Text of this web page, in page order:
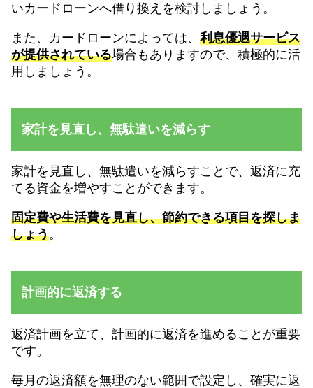
いカードローンへ借り換えを検討しましょう。
また、カードローンによっては、 利息優遇サービス
が提供されている場合もありますので、積極的に活
用しましょう。
家計を見直し、無駄遣いを減らす
家計を見直し、無駄遣いを減らすことで、返済に充
てる資金を増やすことができます。
固定費や生活費を見直し、節約できる項目を探しま
しょう。
計画的に返済する
返済計画を立て、計画的に返済を進めることが重要
です。
毎月の返済額を無理のない範囲で設定し、確実に返